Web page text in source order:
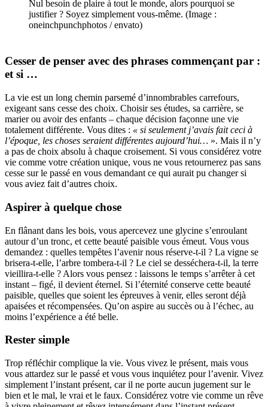
Nul besoin de plaire à tout le monde, alors pourquoi se
justifier ? Soyez simplement vous-même. (Image :
oneinchpunchphotos / envato)
Cesser de penser avec des phrases commençant par :
et si …
La vie est un long chemin parsemé d’innombrables carrefours,
exigeant sans cesse des choix. Choisir ses études, sa carrière, se
marier ou avoir des enfants – chaque décision façonne une vie
totalement différente. Vous dites : « si seulement j’avais fait ceci à
l’époque, les choses seraient différentes aujourd’hui… ». Mais il n’y
a pas de choix absolu à chaque croisement. Si vous considérez votre
vie comme votre création unique, vous ne vous retournerez pas sans
cesse sur le passé en vous demandant ce qui aurait pu changer si
vous aviez fait d’autres choix.
Aspirer à quelque chose
En flânant dans les bois, vous apercevez une glycine s’enroulant
autour d’un tronc, et cette beauté paisible vous émeut. Vous vous
demandez : quelles tempêtes l’avenir nous réserve-t-il ? La vigne se
brisera-t-elle, l’arbre tombera-t-il ? Le ciel se desséchera-t-il, la terre
vieillira-t-elle ? Alors vous pensez : laissons le temps s’arrêter à cet
instant – figé, il devient éternel. Si l’éternité conserve cette beauté
paisible, quelles que soient les épreuves à venir, elles seront déjà
apaisées et récompensées. Qu’on aspire au succès ou à l’échec, au
moins l’expérience a été belle.
Rester simple
Trop réfléchir complique la vie. Vous vivez le présent, mais vous
vous attardez sur le passé et vous vous inquiétez pour l’avenir. Vivez
simplement l’instant présent, car il ne porte aucun jugement sur le
bien et le mal, le vrai et le faux. Considérez votre vie comme un rêve